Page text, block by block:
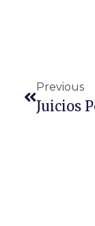
Previous